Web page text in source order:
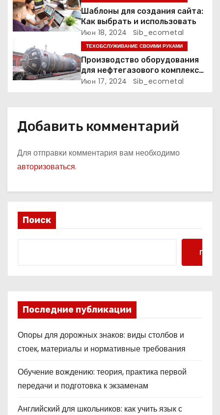
а
п
и
с
Шаблоны для создания сайта:
Как выбрать и использовать
Июн 18, 2024 Sib_ecometal
ТЕХОБСЛУЖИВАНИЕ СВОИМИ РУКАМИ
Производство оборудования
для нефтегазового комплекса,
нефтехимии, химии и
Июн 17, 2024 Sib_ecometal
Добавить комментарий
Для отправки комментария вам необходимо
авторизоваться.
Поиск
Поиск
Последние публикации
Опоры для дорожных знаков: виды столбов и
стоек, материалы и нормативные требования
Обучение вождению: теория, практика первой
передачи и подготовка к экзаменам
Английский для школьников: как учить язык с